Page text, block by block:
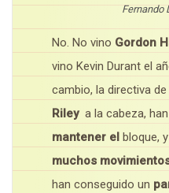
Fernando
No. No vino Gordon
vino Kevin Durant el
cambio, la directiva de
Riley a la cabeza,
mantener el bloque,
muchos
han conseguido un